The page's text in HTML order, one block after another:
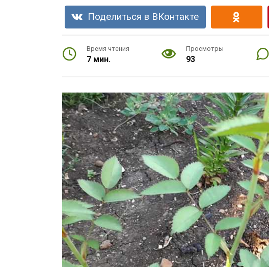
Поделиться в ВКонтакте
Время чтения
7 мин.
Просмотры
93